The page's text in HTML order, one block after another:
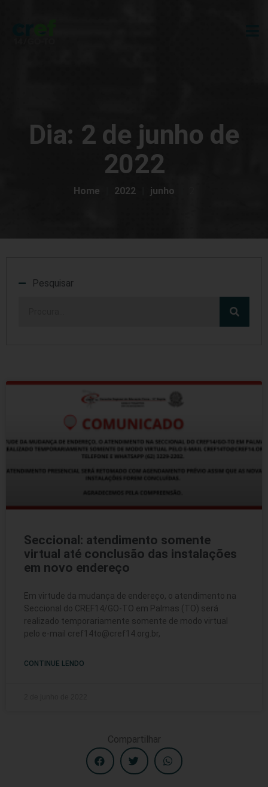
Dia: 2 de junho de
2022
Home 2022 junho
Pesquisar
Seccional: atendimento somente
virtual até conclusão das instalações
em novo endereço
Em virtude da mudança de endereço, o atendimento na
Seccional do CREF14/GO-TO em Palmas (TO) será
realizado temporariamente somente de modo virtual
pelo e-mail cref14to@cref14.org.br,
CONTINUE LENDO
Compartilhar